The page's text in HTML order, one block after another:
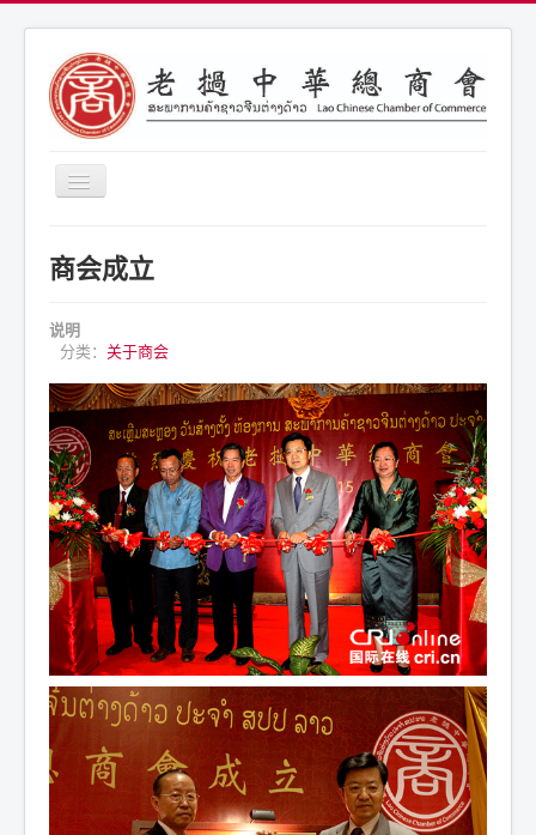
导
关
商会通告
商会活动
联系我们
商会成立
说明
分类： 关于商会